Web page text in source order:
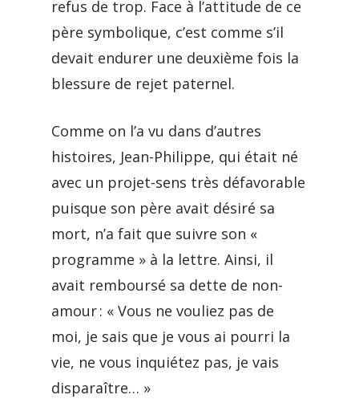
refus de trop. Face à l’attitude de ce
père symbolique, c’est comme s’il
devait endurer une deuxième fois la
blessure de rejet paternel.
Comme on l’a vu dans d’autres
histoires, Jean-Philippe, qui était né
avec un projet-sens très défavorable
puisque son père avait désiré sa
mort, n’a fait que suivre son «
programme » à la lettre. Ainsi, il
avait remboursé sa dette de non-
amour : « Vous ne vouliez pas de
moi, je sais que je vous ai pourri la
vie, ne vous inquiétez pas, je vais
disparaître… »